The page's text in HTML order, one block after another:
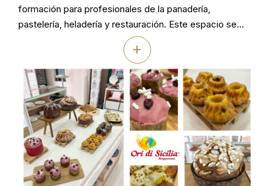
formación para profesionales de la panadería,
pastelería, heladería y restauración. Este espacio se
llama Área Doce. A lo largo de los años hemos impartido
cientos de cursos, talleres y demostraciones, siempre
con el apoyo más valioso: el de nuestros alumnos.
Gracias a ellos, Área Doce se […]
+